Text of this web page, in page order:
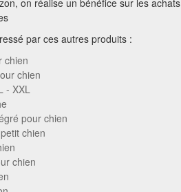
on réalise un bénéfice sur les achats
par ces autres produits :
chien
chien
- XXL
pour chien
chien
chien